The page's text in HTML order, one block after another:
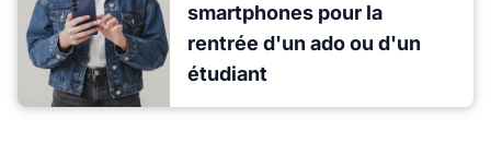
smartphones pour la
rentrée d'un ado ou d'un
étudiant